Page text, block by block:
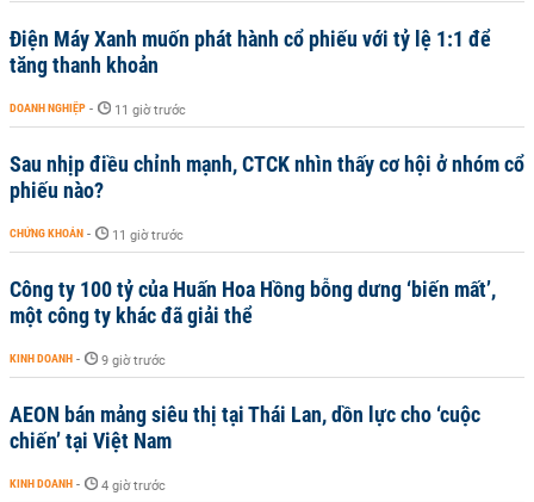
Điện Máy Xanh muốn phát hành cổ phiếu với tỷ lệ 1:1 để
tăng thanh khoản
DOANH NGHIỆP - 11 giờ trước
Sau nhịp điều chỉnh mạnh, CTCK nhìn thấy cơ hội ở nhóm cổ
phiếu nào?
CHỨNG KHOÁN - 11 giờ trước
Công ty 100 tỷ của Huấn Hoa Hồng bỗng dưng ‘biến mất’,
một công ty khác đã giải thể
KINH DOANH - 9 giờ trước
AEON bán mảng siêu thị tại Thái Lan, dồn lực cho ‘cuộc
chiến’ tại Việt Nam
KINH DOANH - 4 giờ trước